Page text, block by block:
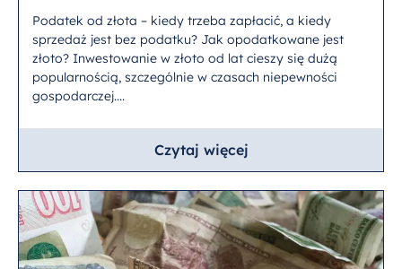
Podatek od złota – kiedy trzeba zapłacić, a kiedy
sprzedaż jest bez podatku? Jak opodatkowane jest
złoto? Inwestowanie w złoto od lat cieszy się dużą
popularnością, szczególnie w czasach niepewności
gospodarczej....
Czytaj więcej